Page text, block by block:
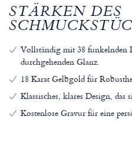
STÄRKEN DES
Vollständig mit 38 funkelnden
durchgehenden Glanz.
18 Karat Gelbgold für
Klassisches, klares Design,
Kostenlose Gravur für eine